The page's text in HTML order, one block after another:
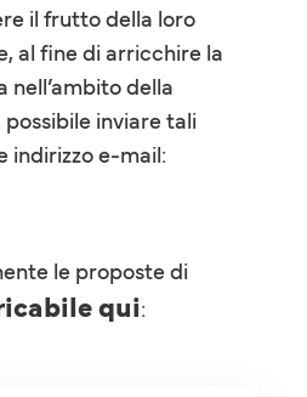
il frutto della loro
al fine di arricchire la
nell’ambito della
inviare tali
indirizzo e-mail:
le proposte di
qui: